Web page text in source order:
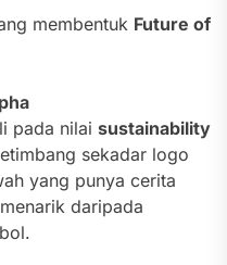
membentuk Future of
pada nilai sustainability
sekadar logo
yang punya cerita
daripada